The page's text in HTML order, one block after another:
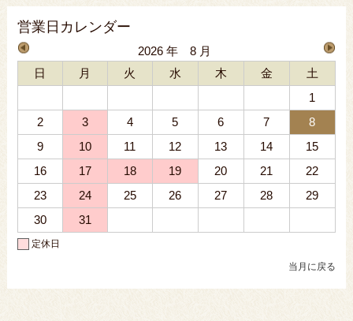
営業日カレンダー
2026 年 8 月
日
月 火 水 木 金
土
1
2
3 4 5 6 7
8
9
10 11 12 13 14
15
16
17 18 19 20 21
22
23
24 25 26 27 28
29
30
31
定休日
当月に戻る